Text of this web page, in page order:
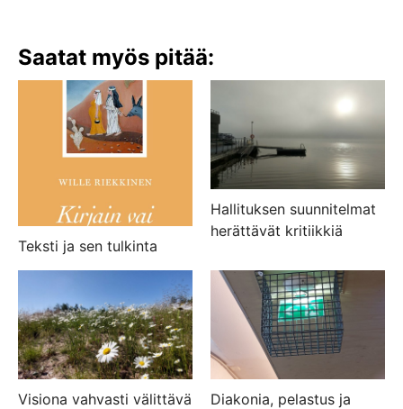
Saatat myös pitää:
Teksti ja sen tulkinta
Hallituksen suunnitelmat
herättävät kritiikkiä
Visiona vahvasti välittävä
Diakonia, pelastus ja